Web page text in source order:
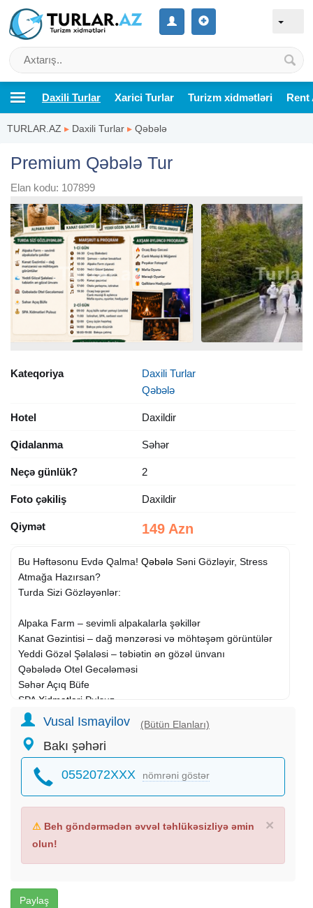
Daxili Turlar Xarici Turlar Turizm xidmətləri Rent
TURLAR.AZ ▸ Daxili Turlar ▸ Qəbələ
Premium Qəbələ Tur
Elan kodu: 107899
Kateqoriya
Daxili Turlar
Qəbələ
Hotel Daxildir
Qidalanma Səhər
Neçə günlük? 2
Foto çəkiliş Daxildir
Qiymət 149 Azn
Bu Həftəsonu Evdə Qalma! Qəbələ Səni Gözləyir, Stress
Atmağa Hazırsan?
Turda Sizi Gözləyənlər:
Alpaka Farm – sevimli alpakalarla şəkillər
Kanat Gəzintisi – dağ mənzərəsi və möhtəşəm görüntülər
Yeddi Gözəl Şəlaləsi – təbiətin ən gözəl ünvanı
Qəbələdə Otel Gecələməsi
Səhər Açıq Büfe
SPA Xidmətləri Pulsuz
Axşam Əyləncə Proqramı:
Ocaq Başı Gecəsi
Canlı Musiqi & Müğənni
Peşəkar Fotoqraf
Mafia Oyunu
Maraqlı Oyunlar
Qaliblərə Hədiyyələr
Komfortlu nəqliyyat
Vusal Ismayilov (Bütün Elanları)
Bakı şəhəri
0552072XXX nömrəni göstər
×
⚠ Beh göndərmədən əvvəl təhlükəsizliyə əmin
olun!
Paylaş